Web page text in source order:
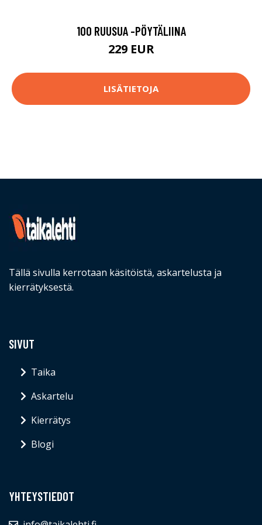
100 RUUSUA -PÖYTÄLIINA
229 EUR
LISÄTIETOJA
Tällä sivulla kerrotaan käsitöistä, askartelusta ja
kierrätyksestä.
SIVUT
Taika
Askartelu
Kierrätys
Blogi
YHTEYSTIEDOT